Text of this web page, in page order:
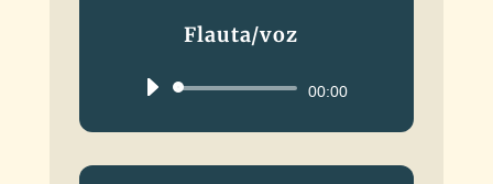
Flauta/voz
Reproductor00:00